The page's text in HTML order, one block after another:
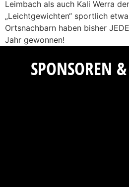
Leimbach als auch Kali Werra
„Leichtgewichten“ sportlich
Ortsnachbarn haben bisher
Jahr gewonnen!
SPONSOREN